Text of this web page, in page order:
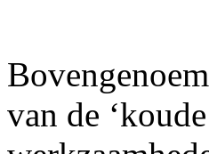
van de